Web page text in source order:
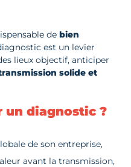
de bien
est un levier
lieux objectif, anticiper
solide et
un diagnostic ?
de son entreprise,
avant la transmission,